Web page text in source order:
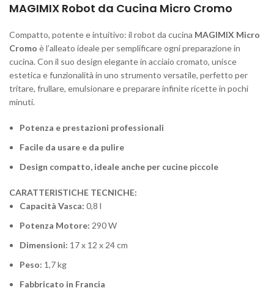
MAGIMIX Robot da Cucina Micro Cromo
Compatto, potente e intuitivo: il robot da cucina MAGIMIX Micro
Cromo è l’alleato ideale per semplificare ogni preparazione in
cucina. Con il suo design elegante in acciaio cromato, unisce
estetica e funzionalità in uno strumento versatile, perfetto per
tritare, frullare, emulsionare e preparare infinite ricette in pochi
minuti.
Potenza e prestazioni professionali
Facile da usare e da pulire
Design compatto, ideale anche per cucine piccole
CARATTERISTICHE TECNICHE:
Capacità Vasca: 0,8 l
Potenza Motore: 290 W
Dimensioni: 17 x 12 x 24 cm
Peso: 1,7 kg
Fabbricato in Francia